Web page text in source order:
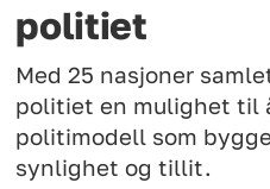
politiet
Med 25 nasjoner
politiet en mulighet til
politimodell som
synlighet og tillit.